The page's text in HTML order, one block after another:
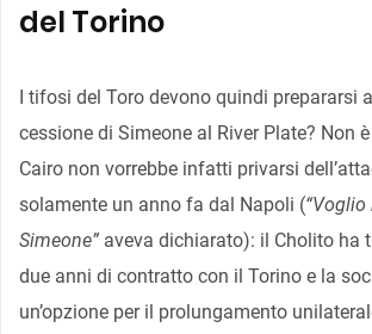
del Torino
I tifosi del Toro devono quindi prepararsi
cessione di Simeone al River Plate? Non
Cairo non vorrebbe infatti privarsi
solamente un anno fa dal Napoli (
Simeone” aveva dichiarato): il Cholito ha
due anni di contratto con il Torino e la
un’opzione per il prolungamento